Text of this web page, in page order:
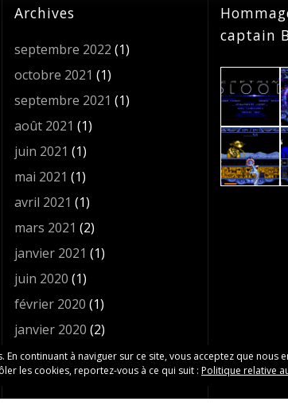
Archives
septembre 2022 (1)
octobre 2021 (1)
septembre 2021 (1)
août 2021 (1)
juin 2021 (1)
mai 2021 (1)
avril 2021 (1)
mars 2021 (2)
janvier 2021 (1)
juin 2020 (1)
février 2020 (1)
janvier 2020 (2)
décembre 2019(1)
captain
continuant à naviguer sur ce site, vous acceptez que nous
les cookies, reportez-vous à ce qui suit : Politique relative